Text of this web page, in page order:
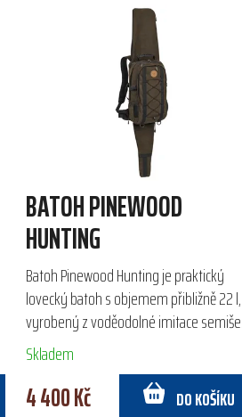
BATOH PINEWOOD
HUNTING
Batoh Pinewood Hunting je praktický
lovecký batoh s objemem přibližně 22 l,
vyrobený z voděodolné imitace semiše.
Ergonomické ramenní popruhy a vycpaná
záda zajišťují pohodlí i...
Skladem
4 400 Kč DO KOŠÍKU